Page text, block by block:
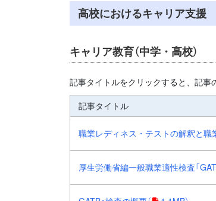
高校におけるキャリア支援
キャリア教育（中学・高校）
記事タイトルをクリックすると、記事
記事タイトル
職業レディネス・テストの解釈と職
厚生労働省編一般職業適性検査「